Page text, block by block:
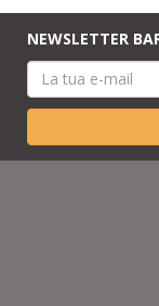
NEWSLETTER